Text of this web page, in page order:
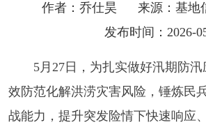
作者： 乔仕昊 来源： 基地
发布时间：2026-
5月27日，为扎实做好汛期防
效防范化解洪涝灾害风险，锤炼民
战能力，提升突发险情下快速响应